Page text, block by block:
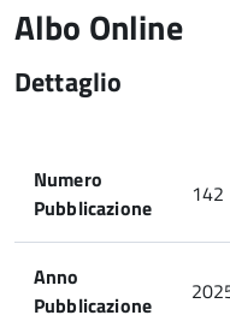
Albo Online
Dettaglio
Numero
Pubblicazione
142
Anno
Pubblicazione